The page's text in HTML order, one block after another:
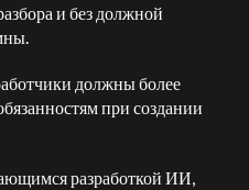
и без должной
должны более
при создании
разработкой ИИ,